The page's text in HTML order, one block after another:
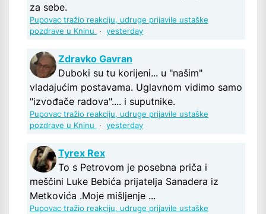
za sebe.
Pupovac tražio reakciju, udruge prijavile ustaške
pozdrave u Kninu
· yesterday
Zdravko Gavran
Duboki su tu korijeni... u "našim"
vladajućim postavama. Uglavnom vidimo samo
"izvođače radova".... i suputnike.
Pupovac tražio reakciju, udruge prijavile ustaške
pozdrave u Kninu
· yesterday
Tyrex Rex
To s Petrovom je posebna priča i
meščini Luke Bebića prijatelja Sanadera iz
Metkovića .Moje mišljenje ...
Pupovac tražio reakciju, udruge prijavile ustaške